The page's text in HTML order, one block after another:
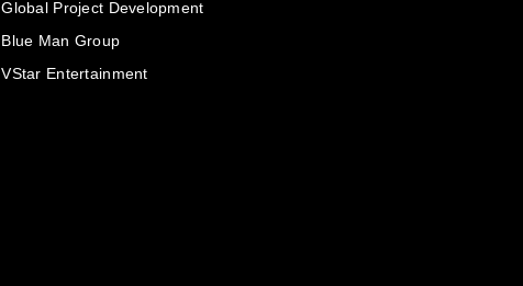
Global Project Development
Blue Man Group
VStar Entertainment